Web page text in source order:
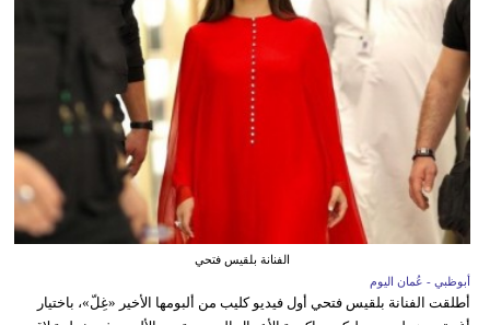
الفنانة بلقيس فتحي
أبوظبي - عُمان اليوم
أطلقت الفنانة بلقيس فتحي أول فيديو كليب من ألبومها الأخير «غِلّ»، باختيار